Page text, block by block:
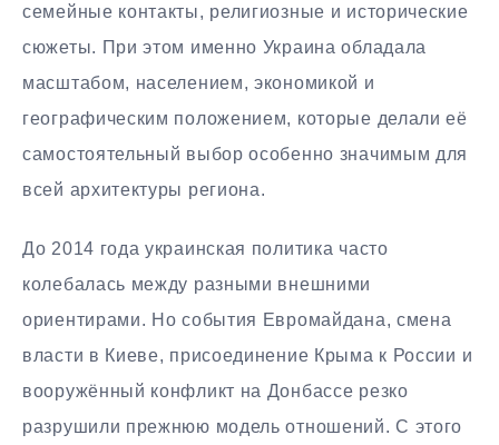
семейные контакты, религиозные и исторические
сюжеты. При этом именно Украина обладала
масштабом, населением, экономикой и
географическим положением, которые делали её
самостоятельный выбор особенно значимым для
всей архитектуры региона.
До 2014 года украинская политика часто
колебалась между разными внешними
ориентирами. Но события Евромайдана, смена
власти в Киеве, присоединение Крыма к России и
вооружённый конфликт на Донбассе резко
разрушили прежнюю модель отношений. С этого